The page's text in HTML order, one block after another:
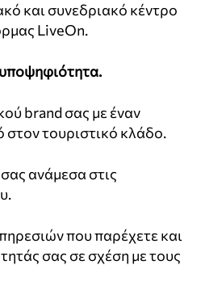
και συνεδριακό κέντρο
LiveOn.
υποψηφιότητα.
brand σας με έναν
τουριστικό κλάδο.
ανάμεσα στις
που παρέχετε και
σας σε σχέση με τους